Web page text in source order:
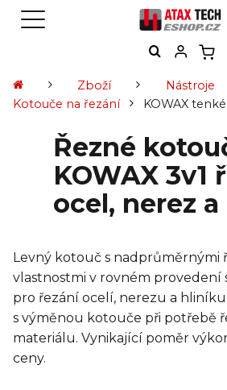
Zboží Nástroje
Kotouče na řezání
KOWAX tenké
Řezné
KOWAX 3v1
ocel, nerez
Levný kotouč s nadprůměrnými
vlastnostmi v rovném provedení
pro řezání ocelí, nerezu a
s výměnou kotouče při potřebě
materiálu. Vynikající poměr
ceny.